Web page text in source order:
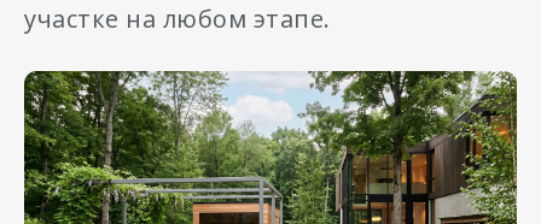
участке на любом этапе.